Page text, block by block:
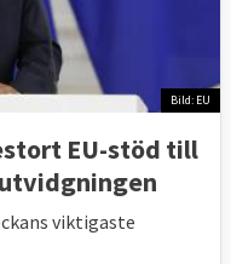
Bild: EU
EU-stöd till
viktigaste